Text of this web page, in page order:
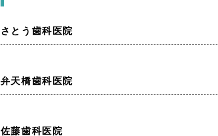
さとう歯科医院
弁天橋歯科医院
佐藤歯科医院